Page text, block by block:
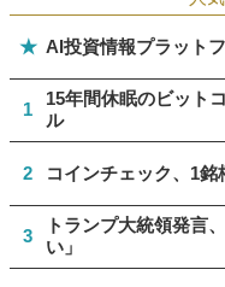
★ AI投資情報プラット
1
15年間休眠のビット
ル
2 コインチェック、1
3
トランプ大統領発言
い」